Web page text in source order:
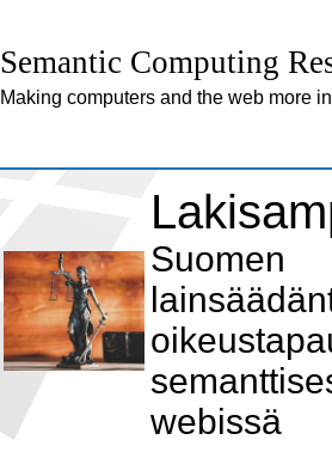
Semantic Computing
Making computers and the web more
Suomen
webissä